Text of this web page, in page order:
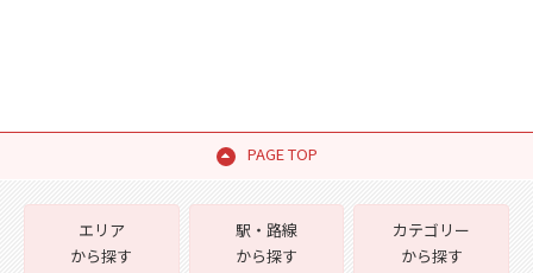
PAGE TOP
エリア
から探す
駅・路線
から探す
カテゴリー
から探す